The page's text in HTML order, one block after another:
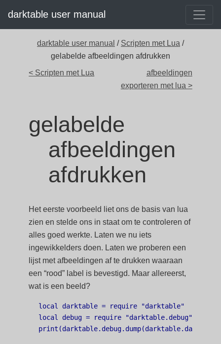
darktable user manual
darktable user manual / Scripten met Lua /
gelabelde afbeeldingen afdrukken
< Scripten met Lua
afbeeldingen
exporteren met lua >
gelabelde
afbeeldingen
afdrukken
Het eerste voorbeeld liet ons de basis van lua
zien en stelde ons in staat om te controleren of
alles goed werkte. Laten we nu iets
ingewikkelders doen. Laten we proberen een
lijst met afbeeldingen af te drukken waaraan
een “rood” label is bevestigd. Maar allereerst,
wat is een beeld?
local darktable = require "darktable"
local debug = require "darktable.debug"